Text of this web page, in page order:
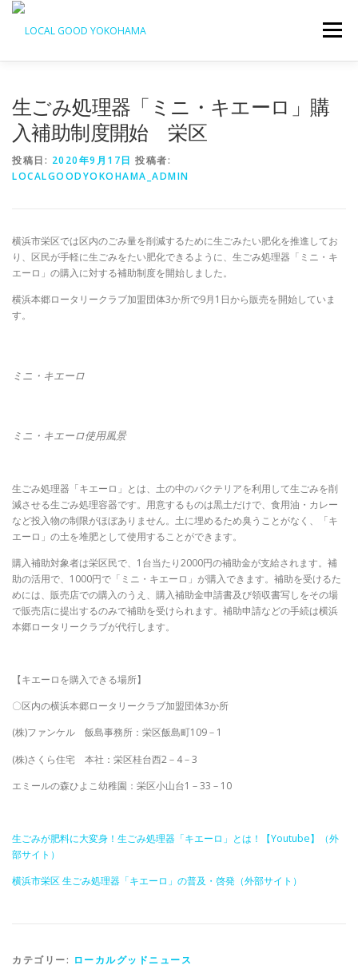
メニュー
生ごみ処理器「ミニ・キエーロ」購
入補助制度開始 栄区
投稿日: 2020年9月17日 投稿者:
LOCALGOODYOKOHAMA_ADMIN
横浜市栄区では区内のごみ量を削減するために生ごみたい肥化を推進してお
り、区民が手軽に生ごみをたい肥化できるように、生ごみ処理器「ミニ・キ
エーロ」の購入に対する補助制度を開始しました。
横浜本郷ロータリークラブ加盟団体3か所で9月1日から販売を開始していま
す。
ミニ・キエーロ
ミニ・キエーロ使用風景
生ごみ処理器「キエーロ」とは、土の中のバクテリアを利用して生ごみを削
減させる生ごみ処理容器です。用意するものは黒土だけで、食用油・カレー
など投入物の制限がほぼありません。土に埋めるため臭うことがなく、「キ
エーロ」の土を堆肥として使用することができます。
購入補助対象者は栄区民で、1台当たり2000円の補助金が支給されます。補
助の活用で、1000円で「ミニ・キエーロ」が購入できます。補助を受けるた
めには、販売店での購入のうえ、購入補助金申請書及び領収書写しをその場
で販売店に提出するのみで補助を受けられます。補助申請などの手続は横浜
本郷ロータリークラブが代行します。
【キエーロを購入できる場所】
〇区内の横浜本郷ロータリークラブ加盟団体3か所
(株)ファンケル 飯島事務所：栄区飯島町109－1
(株)さくら住宅 本社：栄区桂台西2－4－3
エミールの森ひよこ幼稚園：栄区小山台1－33－10
生ごみが肥料に大変身！生ごみ処理器「キエーロ」とは！【Youtube】（外
部サイト）
横浜市栄区 生ごみ処理器「キエーロ」の普及・啓発（外部サイト）
カテゴリー: ローカルグッドニュース